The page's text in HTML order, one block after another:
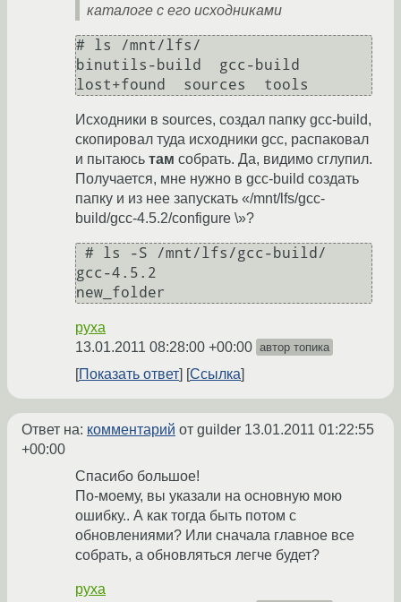
каталоге с его исходниками
# ls /mnt/lfs/
binutils-build  gcc-build
lost+found  sources  tools
Исходники в sources, создал папку gcc-build,
скопировал туда исходники gcc, распаковал
и пытаюсь там собрать. Да, видимо сглупил.
Получается, мне нужно в gcc-build создать
папку и из нее запускать «/mnt/lfs/gcc-
build/gcc-4.5.2/configure \»?
gcc-4.5.2
new_folder
pyxa
13.01.2011 08:28:00 +00:00 автор топика
Показать ответ Ссылка
Ответ на: комментарий от guilder 13.01.2011 01:22:55
+00:00
Спасибо большое!
По-моему, вы указали на основную мою
ошибку.. А как тогда быть потом с
обновлениями? Или сначала главное все
собрать, а обновляться легче будет?
pyxa